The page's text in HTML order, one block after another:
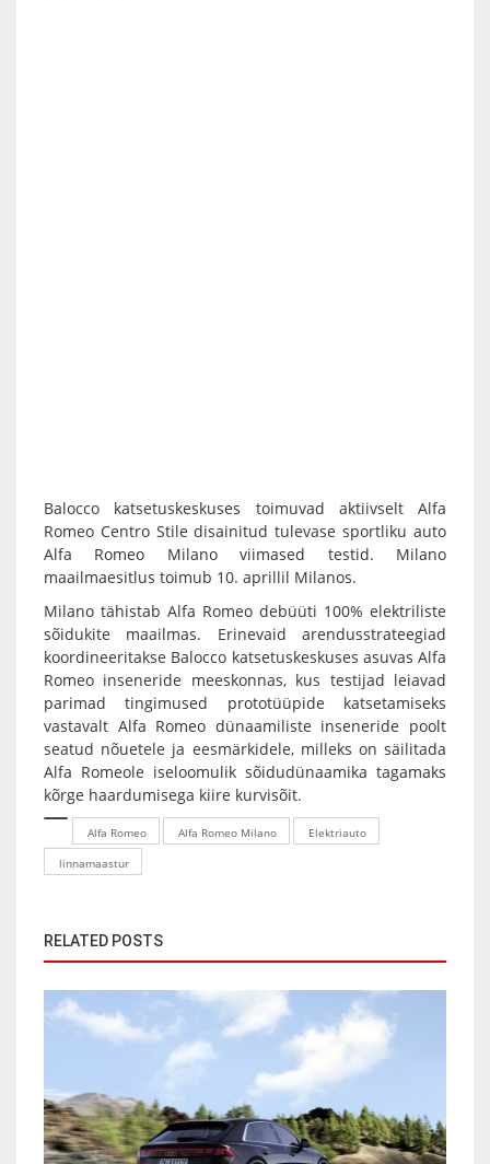
Balocco katsetuskeskuses toimuvad aktiivselt Alfa
Romeo Centro Stile disainitud tulevase sportliku auto
Alfa Romeo Milano viimased testid. Milano
maailmaesitlus toimub 10. aprillil Milanos.
Milano tähistab Alfa Romeo debüüti 100% elektriliste
sõidukite maailmas. Erinevaid arendusstrateegiad
koordineeritakse Balocco katsetuskeskuses asuvas Alfa
Romeo inseneride meeskonnas, kus testijad leiavad
parimad tingimused prototüüpide katsetamiseks
vastavalt Alfa Romeo dünaamiliste inseneride poolt
seatud nõuetele ja eesmärkidele, milleks on säilitada
Alfa Romeole iseloomulik sõidudünaamika tagamaks
kõrge haardumisega kiire kurvisõit.
Alfa Romeo Alfa Romeo Milano
Elektriauto
linnamaastur
RELATED POSTS